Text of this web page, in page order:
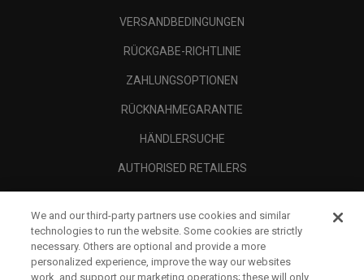
VERSANDBEDINGUNGEN
RÜCKGABE-RICHTLINIE
ZAHLUNGSOPTIONEN
RÜCKNAHMEGARANTIE
HÄNDLERSUCHE
AUTHORISED RETAILERS
UNTERNEHMENSPROFIL
RECHTLICHES-
We and our third-party partners use cookies and similar
technologies to run the website. Some cookies are strictly
necessary. Others are optional and provide a more
personalized experience, improve the way our websites
work, and support our marketing operations; these will only